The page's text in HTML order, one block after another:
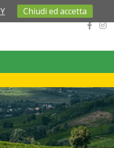
Chiudi ed accetta